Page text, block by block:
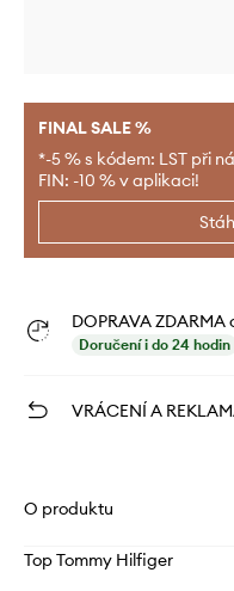
FINAL SALE %
*-5 % s kódem: LST při
FIN: -10 % v aplikaci!
DOPRAVA ZDARMA
Doručení i do 24 hodin
VRÁCENÍ A
O produktu
Top Tommy Hilfiger